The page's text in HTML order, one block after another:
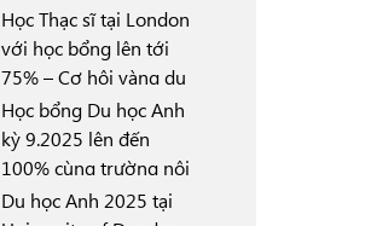
University of North
Texas (UNT)
Học Thạc sĩ tại London
với học bổng lên tới
75% – Cơ hội vàng du
học Anh 2025
Học bổng Du học Anh
kỳ 9.2025 lên đến
100% cùng trường nội
trú Worthgate School
Du học Anh 2025 tại